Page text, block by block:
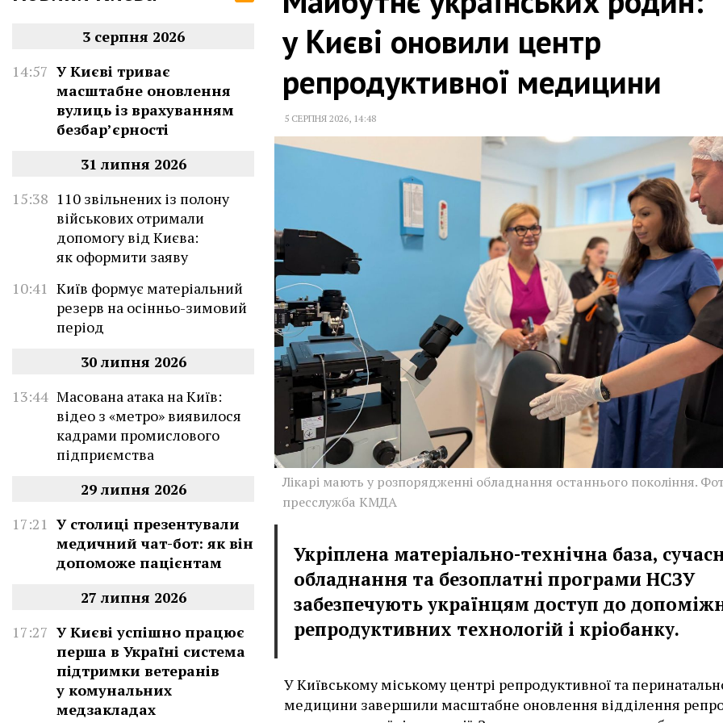
3 серпня 2026
14:57 У Києві триває
масштабне оновлення
вулиць із врахуванням
безбар’єрності
31 липня 2026
15:38 110 звільнених із полону
військових отримали
допомогу від Києва:
як оформити заяву
10:41 Київ формує матеріальний
резерв на осінньо-зимовий
період
30 липня 2026
13:44 Масована атака на Київ:
відео з «метро» виявилося
кадрами промислового
підприємства
29 липня 2026
17:21 У столиці презентували
медичний чат-бот: як він
допоможе пацієнтам
27 липня 2026
17:27 У Києві успішно працює
перша в Україні система
підтримки ветеранів
у комунальних
медзакладах
у Києві оновили центр
репродуктивної медицини
5 СЕРПНЯ 2026, 14:48
Лікарі мають у розпорядженні обладнання останнього покоління.
пресслужба КМДА
Укріплена матеріально-технічна база,
обладнання та безоплатні програми НСЗУ
забезпечують українцям доступ до
репродуктивних технологій і кріобанку.
У Київському міському центрі репродуктивної та
медицини завершили масштабне оновлення відділення